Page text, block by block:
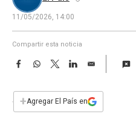
11/05/2026, 14:00
Compartir esta noticia
F
e
b
W
s
T
w
t
L
E
i
l
+Agregar El País en